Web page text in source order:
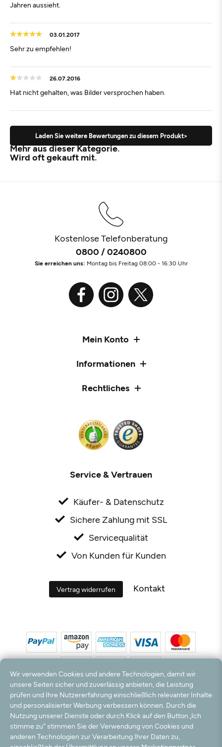
Jahren aussieht.
03.01.2017
Sehr zu empfehlen!
26.07.2016
Hat nicht gehalten, was Bilder versprochen haben.
Laden Sie weitere Bewertungen zu diesem Produkt>
Mehr aus dieser Kategorie
Wird oft gekauft mit
Kostenlose Telefonberatung
0800 / 0240800
Sie erreichen uns: Montag bis Freitag 08:00 - 16:30 Uhr
Mein Konto
Informationen
Rechtliches
Service & Vertrauen
Käufer- & Datenschutz
Sichere Zahlung mit SSL
Servicequalität
Von Kunden für Kunden
Vertrag widerrufen Kontakt
*Alle Preise inkl. MwSt. und zzgl. Versandkosten. **Kostenloser Versand und Rückversand
nur innerhalb Deutschlands und Österreichs.
Hinweis:Wir nutzen Ihre E-Mail Adresse für werbliche Zwecke, die jederzeit widerrufen
werden können. Ihre Daten werden nicht an Dritte weitergegeben.
© 2003 - 2026 Teppichversand24 GmbH / Alle Rechte vorbehalten. powered by
Wir verwenden Cookies und andere Technologien, damit wir
unsere Seiten sicher und zuverlässig anbieten, die Leistung
prüfen und Ihre Nutzererfahrung einschließlich relevanter Inhalte
und personalisierter Werbung verbessern können. Durch die
Nutzung unserer Dienste oder durch Klick auf den Button „Ich
stimme zu“ stimmen Sie der Verwendung von Cookies und
anderen Technologien zur Verarbeitung Ihrer Daten zu,